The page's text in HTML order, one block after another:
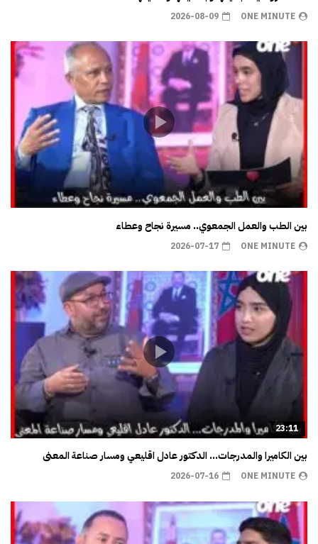
ONE MINUTE
2026-08-09
بين الطب والعمل الجمعوي.. مسيرة نجاح وعطاء
ONE MINUTE
2026-07-17
23:11
بين الكاميرا والمدرجات… الدكتور عادل اقليعي ومسار صناعة المعنى
ONE MINUTE
2026-07-16